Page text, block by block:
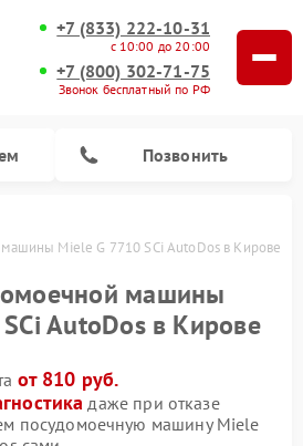
+7 (833) 222-10-31
с 10:00 до 20:00
+7 (800) 302-71-75
Звонок бесплатный по РФ
Позвонить
Miele G 7710 SCi AutoDos в Кирове
машины
AutoDos в Кирове
от 810 руб.
даже при отказе
посудомоечную машину Miele